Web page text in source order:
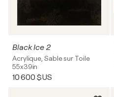
Black Ice 2
Acrylique, Sable sur Toile
55x39in
10 600 $US